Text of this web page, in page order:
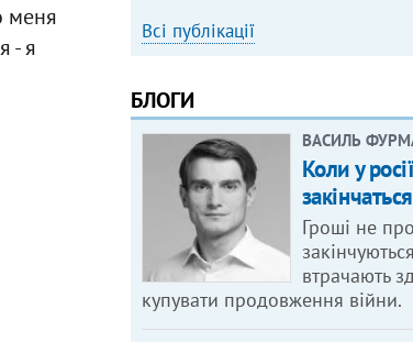
меня
- я
Всі публікації
БЛОГИ
ВАСИЛЬ
Коли у
Гроші не
втрачають
купувати продовження війни.